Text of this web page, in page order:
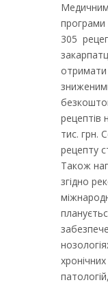
програми
305
отримати
рецептів
тис. грн.
рецепту
Також
згідно